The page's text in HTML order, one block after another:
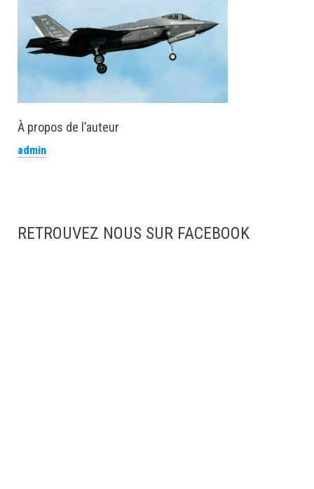
À propos de l’auteur
admin
RETROUVEZ NOUS SUR FACEBOOK